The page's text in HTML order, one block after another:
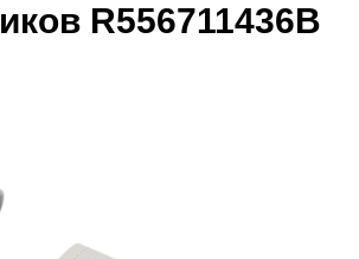
R556711436B